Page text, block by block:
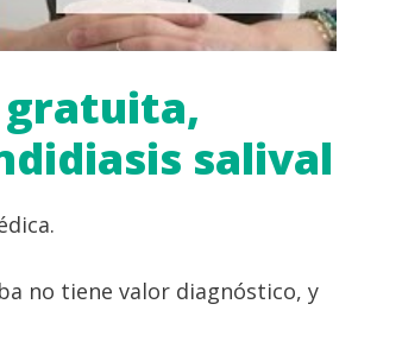
gratuita,
salival
no tiene valor diagnóstico, y